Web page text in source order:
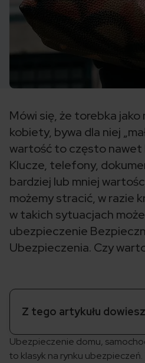
Mówi się, że torebka
kobiety, bywa dla niej
wartość to często nawet
Klucze, telefony,
bardziej lub mniej
możemy stracić, w razie
w takich sytuacjach
ubezpieczenie
Ubezpieczenia. Czy
Z tego artykułu
Ubezpieczenie domu,
to klasyk na rynku ubezpieczeń.